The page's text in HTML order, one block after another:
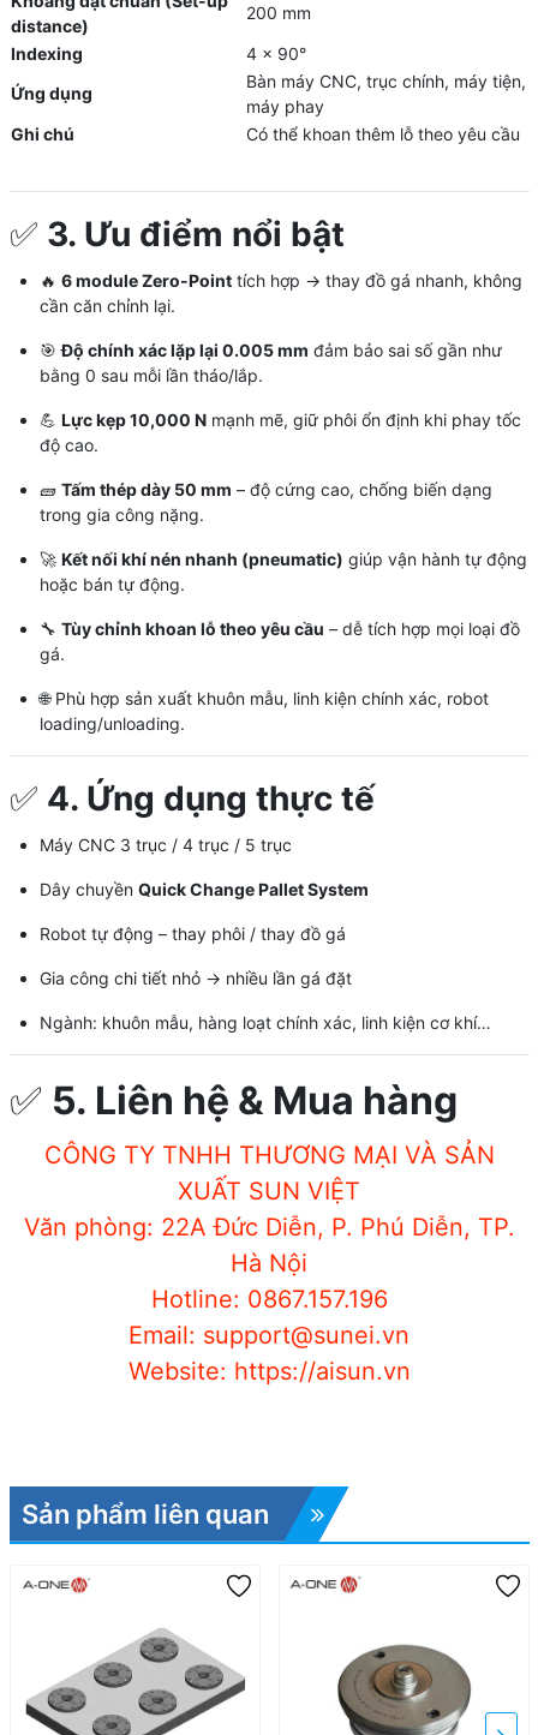
distance)
200 mm
Indexing
4 × 90°
Ứng dụng
Bàn máy CNC, trục chính, máy tiện,
máy phay
Ghi chú
Có thể khoan thêm lỗ theo yêu cầu
✅ 3. Ưu điểm nổi bật
🔥 6 module Zero-Pointtích hợp → thay đồ gá nhanh, không
cần căn chỉnh lại.
🎯Độ chính xác lặp lại 0.005 mm đảm bảo sai số gần như
bằng 0 sau mỗi lần tháo/lắp.
💪 Lực kẹp 10,000 Nmạnh mẽ, giữ phôi ổn định khi phay tốc
độ cao.
🧱 Tấm thép dày 50 mm – độ cứng cao, chống biến dạng
trong gia công nặng.
🚀 Kết nối khí nén nhanh (pneumatic) giúp vận hành tự động
hoặc bán tự động.
🔧 Tùy chỉnh khoan lỗ theo yêu cầu – dễ tích hợp mọi loại đồ
gá.
🌐 Phù hợp sản xuất khuôn mẫu, linh kiện chính xác, robot
loading/unloading.
✅ 4. Ứng dụng thực tế
Máy CNC 3 trục / 4 trục / 5 trục
Dây chuyền Quick Change Pallet System
Robot tự động – thay phôi / thay đồ gá
Gia công chi tiết nhỏ → nhiều lần gá đặt
Ngành: khuôn mẫu, hàng loạt chính xác, linh kiện cơ khí…
✅ 5. Liên hệ & Mua hàng
CÔNG TY TNHH THƯƠNG MẠI VÀ SẢN
XUẤT SUN VIỆT
Văn phòng: 22A Đức Diễn, P. Phú Diễn, TP.
Hà Nội
Hotline: 0867.157.196
Email: support@sunei.vn
Website: https://aisun.vn
Sản phẩm liên quan